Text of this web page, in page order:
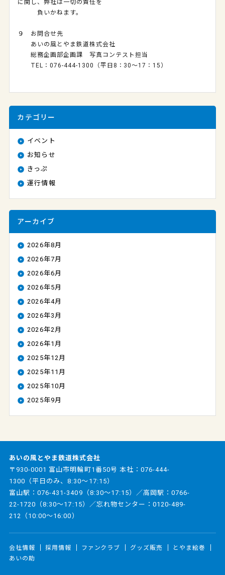
に関し、弊社は一切の責任を
負いかねます。
９ お問合せ先
あいの風とやま鉄道株式会社
総務企画部企画課 写真コンテスト担当
TEL：076‐444‐1300（平日8：30～17：15）
カテゴリー
イベント
お知らせ
きっぷ
運行情報
アーカイブ
2026年8月
2026年7月
2026年6月
2026年5月
2026年4月
2026年3月
2026年2月
2026年1月
2025年12月
2025年11月
2025年10月
2025年9月
あいの風とやま鉄道株式会社
〒930-0001 富山市明輪町1番50号 本社： 076-444-
1300 （平日のみ、8:30～17:15）
富山駅：076-431-3409 （8:30～17:15）／高岡駅：0766-
22-1720 （8:30～17:15）／忘れ物センター：0120-489-
212
（10:00～16:00）
会社情報 採用情報 ファンクラブ グッズ販売
とやま絵巻
あいの助